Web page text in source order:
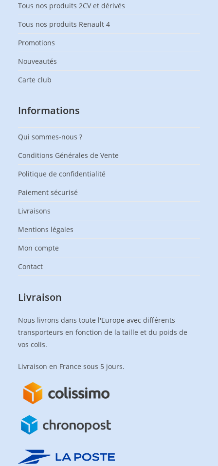
Tous nos produits 2CV et dérivés
Tous nos produits Renault 4
Promotions
Nouveautés
Carte club
Informations
Qui sommes-nous ?
Conditions Générales de Vente
Politique de confidentialité
Paiement sécurisé
Livraisons
Mentions légales
Mon compte
Contact
Livraison
Nous livrons dans toute l'Europe avec différents
transporteurs en fonction de la taille et du poids de
vos colis.
Livraison en France sous 5 jours.